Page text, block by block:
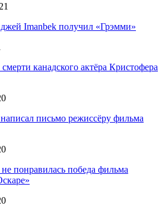
Imanbek получил «Грэмми»
канадского актёра Кристофера
письмо режиссёру фильма
понравилась победа фильма